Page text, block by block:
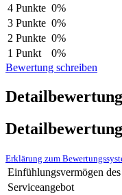
4 Punkte 0%
3 Punkte 0%
2 Punkte 0%
1 Punkt
0%
Bewertung schreiben
Erklärung zum
Einfühlungsvermögen
Serviceangebot